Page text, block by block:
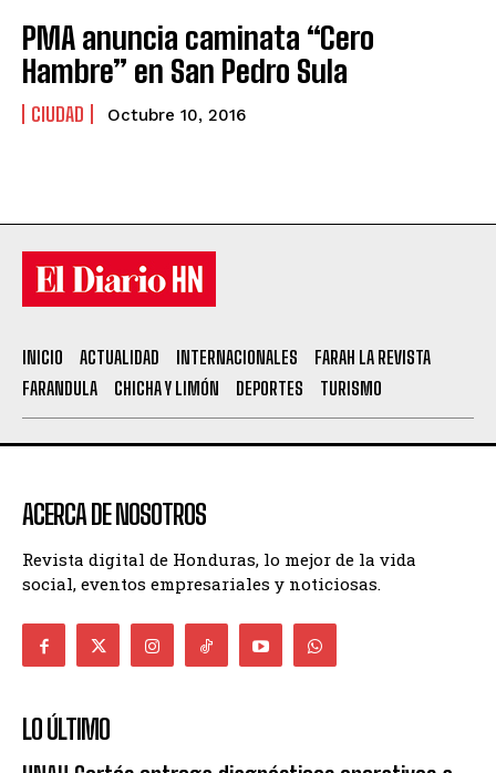
PMA anuncia caminata “Cero
Hambre” en San Pedro Sula
CIUDAD Octubre 10, 2016
INICIO ACTUALIDAD INTERNACIONALES
FARAH LA REVISTA
FARANDULA
CHICHA Y LIMÓN DEPORTES TURISMO
ACERCA DE NOSOTROS
Revista digital de Honduras, lo mejor de la vida
social, eventos empresariales y noticiosas.
LO ÚLTIMO